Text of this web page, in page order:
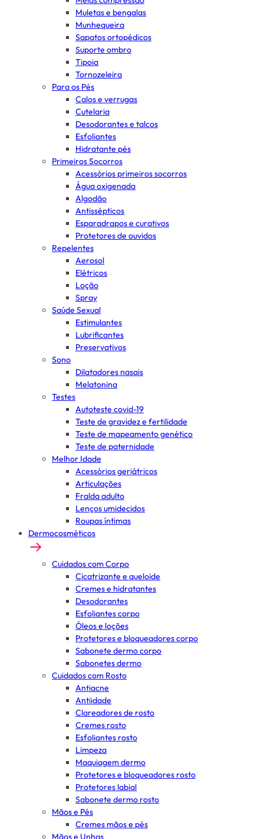
Muletas e bengalas
Munhequeira
Sapatos ortopédicos
Suporte ombro
Tipoia
Tornozeleira
Para os Pés
Calos e verrugas
Cutelaria
Desodorantes e talcos
Esfoliantes
Hidratante pés
Primeiros Socorros
Acessórios primeiros socorros
Água oxigenada
Algodão
Antissépticos
Esparadrapos e curativos
Protetores de ouvidos
Repelentes
Aerosol
Elétricos
Loção
Spray
Saúde Sexual
Estimulantes
Lubrificantes
Preservativos
Sono
Dilatadores nasais
Melatonina
Testes
Autoteste covid-19
Teste de gravidez e fertilidade
Teste de mapeamento genético
Teste de paternidade
Melhor Idade
Acessórios geriátricos
Articulações
Fralda adulto
Lenços umidecidos
Roupas íntimas
Dermocosméticos
Cuidados com Corpo
Cicatrizante e queloide
Cremes e hidratantes
Desodorantes
Esfoliantes corpo
Óleos e loções
Protetores e bloqueadores corpo
Sabonete dermo corpo
Sabonetes dermo
Cuidados com Rosto
Antiacne
Antiidade
Clareadores de rosto
Cremes rosto
Esfoliantes rosto
Limpeza
Maquiagem dermo
Protetores e bloqueadores rosto
Protetores labial
Sabonete dermo rosto
Mãos e Pés
Cremes mãos e pés
Mãos e Unhas